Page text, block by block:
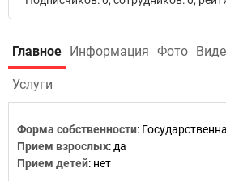
Главное Информация Фото
Услуги
Форма собственности:
Прием взрослых: да
Прием детей: нет